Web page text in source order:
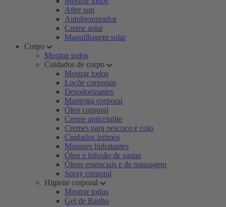
After sun
Autobronzeador
Creme solar
Maquilhagem solar
Corpo
Mostrar todos
Cuidados de corpo
Mostrar todos
Loçõe corporais
Desodorizantes
Manteiga corporal
Óleo corporal
Creme anticelulite
Cremes para pescoço e colo
Cuidados íntimos
Mousses hidratantes
Óleo e infusão de sauna
Óleos essenciais e de massagem
Spray corporal
Higiene corporal
Mostrar todos
Gel de Banho